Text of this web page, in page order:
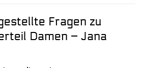
Fragen zu
Damen – Jana